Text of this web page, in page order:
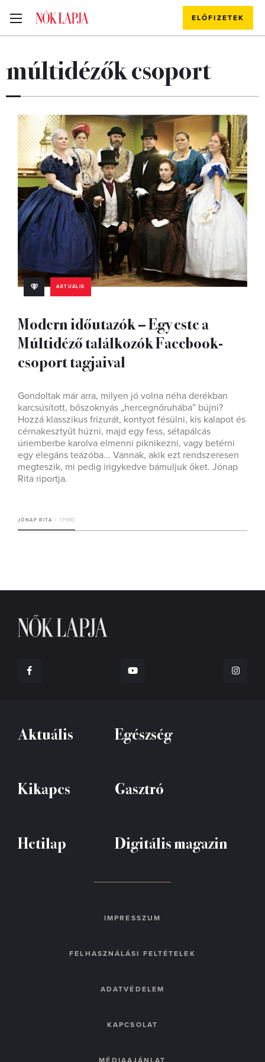
ELŐFIZETEK
múltidézők csoport
AKTUÁLIS
Modern időutazók – Egy este a
Múltidéző találkozók Facebook-
csoport tagjaival
Gondoltak már arra, milyen jó volna néha derékban
karcsúsított, bőszoknyás „hercegnőruhába” bújni?
Hozzá klasszikus frizurát, kontyot fésülni, kis kalapot és
cérnakesztyűt húzni, majd egy fess, sétapálcás
úriemberbe karolva elmenni piknikezni, vagy betérni
egy elegáns teázóba... Vannak, akik ezt rendszeresen
megteszik, mi pedig irigykedve bámuljuk őket. Jónap
Rita riportja.
JÓNAP RITA 7 PERC
Aktuális Egészség
Kikapcs Gasztró
Hetilap Digitális magazin
IMPRESSZUM
FELHASZNÁLÁSI FELTÉTELEK
ADATVÉDELEM
KAPCSOLAT
MÉDIAAJÁNLAT